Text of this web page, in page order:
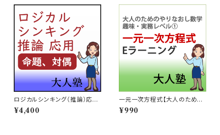
ロジカルシンキング（推論）応用
3～命題、対偶
¥4,400
一元一次方程式【大人のための
やり直し数学 趣味・実務コー
スレベル1】
¥990